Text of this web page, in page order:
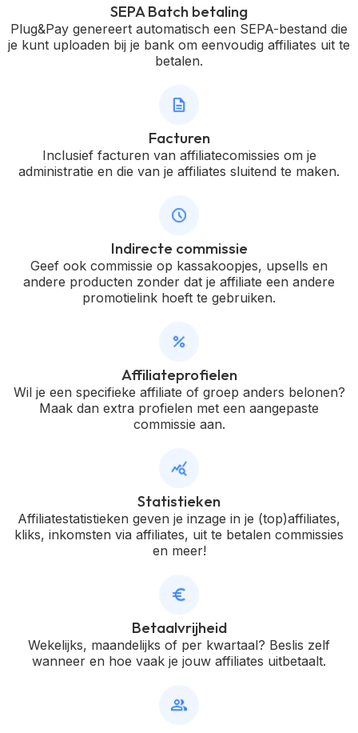
SEPA Batch betaling
Plug&Pay genereert automatisch een SEPA-bestand die
je kunt uploaden bij je bank om eenvoudig affiliates uit te
betalen.
Facturen
Inclusief facturen van affiliatecomissies om je
administratie en die van je affiliates sluitend te maken.
Indirecte commissie
Geef ook commissie op kassakoopjes, upsells en
andere producten zonder dat je affiliate een andere
promotielink hoeft te gebruiken.
Affiliateprofielen
Wil je een specifieke affiliate of groep anders belonen?
Maak dan extra profielen met een aangepaste
commissie aan.
Statistieken
Affiliatestatistieken geven je inzage in je (top)affiliates,
kliks, inkomsten via affiliates, uit te betalen commissies
en meer!
Betaalvrijheid
Wekelijks, maandelijks of per kwartaal? Beslis zelf
wanneer en hoe vaak je jouw affiliates uitbetaalt.